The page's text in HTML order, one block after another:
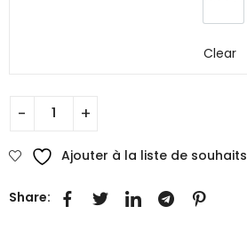
Clear
Ajouter à la liste de souhaits
Share: